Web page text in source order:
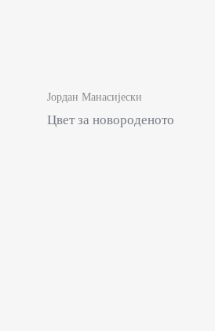
Јордан Манасијески
Цвет за новороденото